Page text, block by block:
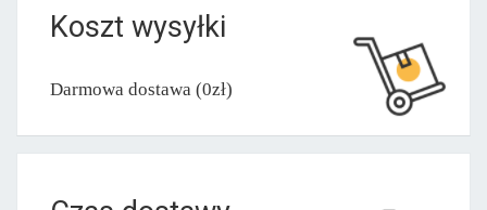
Koszt wysyłki
Darmowa dostawa (0zł)